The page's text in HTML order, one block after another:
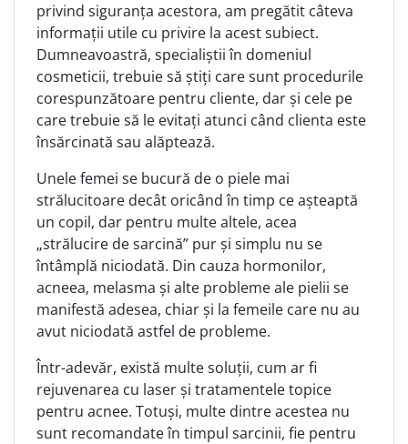
privind siguranța acestora, am pregătit câ­teva
informații utile cu privire la acest subiect.
Dumneavoas­tră, specialiștii în domeniul
cosmeticii, trebuie să știți care sunt procedurile
corespunzătoare pentru cliente, dar și cele pe
care trebuie să le evitați atunci când clienta este
însărci­nată sau alăptează.
Unele femei se bucură de o piele mai
strălucitoare decât oricând în timp ce așteaptă
un copil, dar pentru multe alte­le, acea
„strălucire de sarcină” pur și simplu nu se
întâmplă niciodată. Din cauza hormonilor,
acneea, melasma și alte probleme ale pielii se
manifestă adesea, chiar și la femeile care nu au
avut niciodată astfel de probleme.
Într-adevăr, există multe soluții, cum ar fi
rejuvenarea cu la­ser și tratamentele topice
pentru acnee. Totuși, multe dintre acestea nu
sunt recomandate în timpul sarcinii, fie pentru